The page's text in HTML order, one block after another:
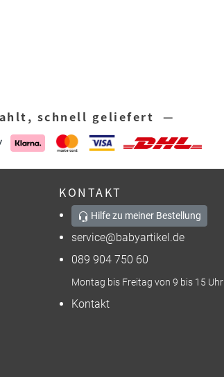
schnell geliefert —
KONTAKT
Hilfe zu meiner Bestellung
service@babyartikel.de
089 904 750 60
Montag bis Freitag von 9 bis 15 Uhr
Kontakt